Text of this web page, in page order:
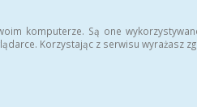
komputerze. Są one
Korzystając z serwisu wyrażasz